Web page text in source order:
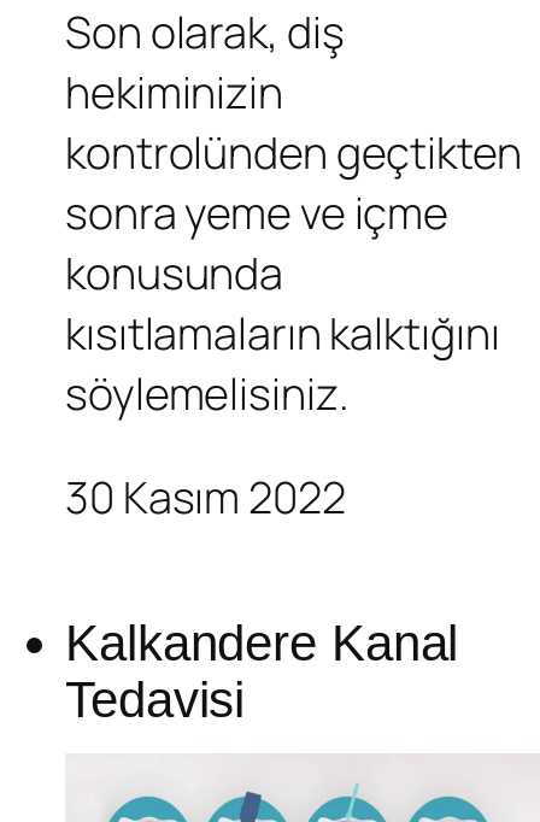
Son olarak, diş
hekiminizin
kontrolünden geçtikten
sonra yeme ve içme
konusunda
kısıtlamaların kalktığını
söylemelisiniz.
30 Kasım 2022
Kalkandere Kanal
Tedavisi